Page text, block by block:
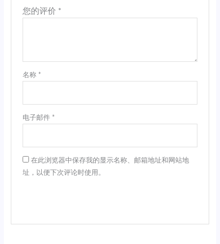
您的评价 *
名称 *
电子邮件 *
在此浏览器中保存我的显示名称、邮箱地址和网站地
址，以便下次评论时使用。